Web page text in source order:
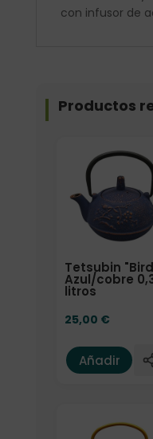
con infusor de
Productos
Tetsubin
Azul/cobre
litros
25,00 €
Añadir